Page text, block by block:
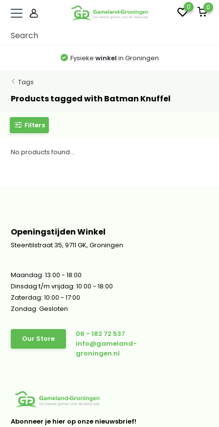
0 0
Fysieke winkel in Groningen
Tags
Products tagged with Batman Knuffel
Filters
No products found...
Openingstijden Winkel
Steentilstraat 35, 9711 GK, Groningen
Maandag: 13:00 - 18:00
Dinsdag t/m vrijdag: 10:00 - 18:00
Zaterdag: 10:00 - 17:00
Zondag: Gesloten
Our Store
06 - 182 72 537
info@gameland-
groningen.nl
Abonneer je hier op onze nieuwsbrief!